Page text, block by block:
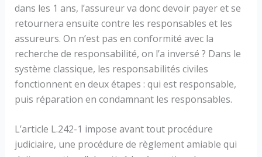
dans les 1 ans, l’assureur va donc devoir payer et se
retournera ensuite contre les responsables et les
assureurs. On n’est pas en conformité avec la
recherche de responsabilité, on l’a inversé ? Dans le
système classique, les responsabilités civiles
fonctionnent en deux étapes : qui est responsable,
puis réparation en condamnant les responsables.
L’article L.242-1 impose avant tout procédure
judiciaire, une procédure de règlement amiable qui